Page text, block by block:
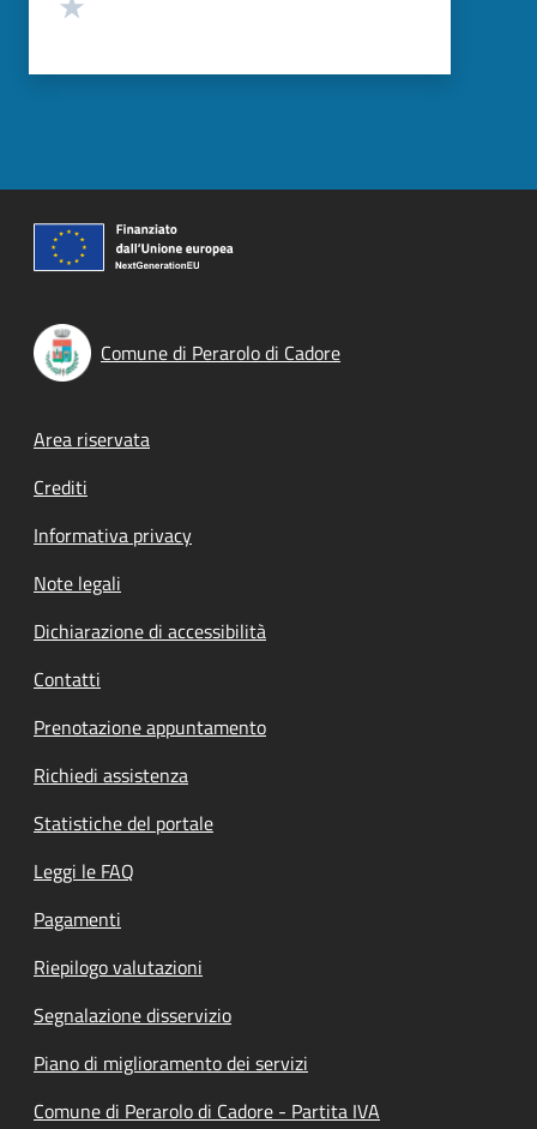
Comune di Perarolo di Cadore
Footer menu
Area riservata
Crediti
Informativa privacy
Note legali
Dichiarazione di accessibilità
Contatti
Prenotazione appuntamento
Richiedi assistenza
Statistiche del portale
Leggi le FAQ
Pagamenti
Riepilogo valutazioni
Segnalazione disservizio
Piano di miglioramento dei servizi
Comune di Perarolo di Cadore - Partita IVA